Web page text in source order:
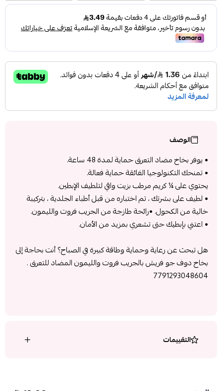
الوصف
• يوفر بخاخ مضاد التعرق حماية لمدة 48 ساعة.
• تمنحك التكنولوجيا الفائقة حماية فعالة.
يحتوي على ¼ كريم مرطب بزيت واقي لتلطيف الإبطين.
• لطيف على بشرتك ، تم اختباره من قبل أطباء الجلدية ، بتركيبة
خالية من الكحول. •رائحة طازجة من الجريب فروت والليمون.
• اعتني بإبطيك حتى تشعري بمزيد من الأمان.
هل تبحث عن رعاية وحماية وطاقة كبيرة في الصباح؟ أنت بحاجة إلى
بخاخ دوف جو فريش بالجريب فروت والليمون المضاد للتعرق .
7791293048604
التقييمات